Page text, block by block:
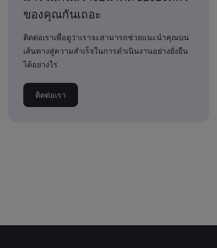
ของคุณกันเถอะ
ติดต่อเราเพื่อดูว่าเราจะสามารถช่วยแนะนำคุณบน
เส้นทางสู่ความสำเร็จในการดำเนินงานอย่างยั่งยืน
ได้อย่างไร
ติดต่อเรา